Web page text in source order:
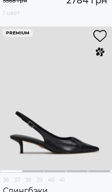
1 цвет
PREMIUM
36 37 38 39 40 41